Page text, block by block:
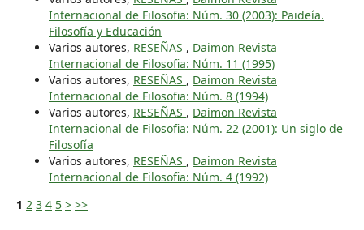
Internacional de Filosofia: Núm. 30 (2003): Paideía.
Filosofía y Educación
Varios autores, RESEÑAS , Daimon Revista
Internacional de Filosofia: Núm. 11 (1995)
Varios autores, RESEÑAS , Daimon Revista
Internacional de Filosofia: Núm. 8 (1994)
Varios autores, RESEÑAS , Daimon Revista
Internacional de Filosofia: Núm. 22 (2001): Un siglo de
Filosofía
Varios autores, RESEÑAS , Daimon Revista
Internacional de Filosofia: Núm. 4 (1992)
1 2 3 4 5 > >>